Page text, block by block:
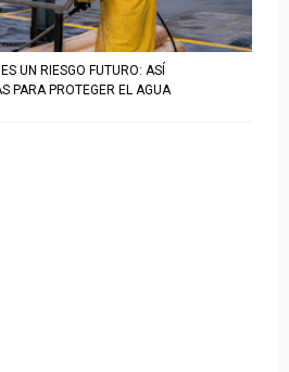
UN RIESGO FUTURO: ASÍ
PARA PROTEGER EL AGUA